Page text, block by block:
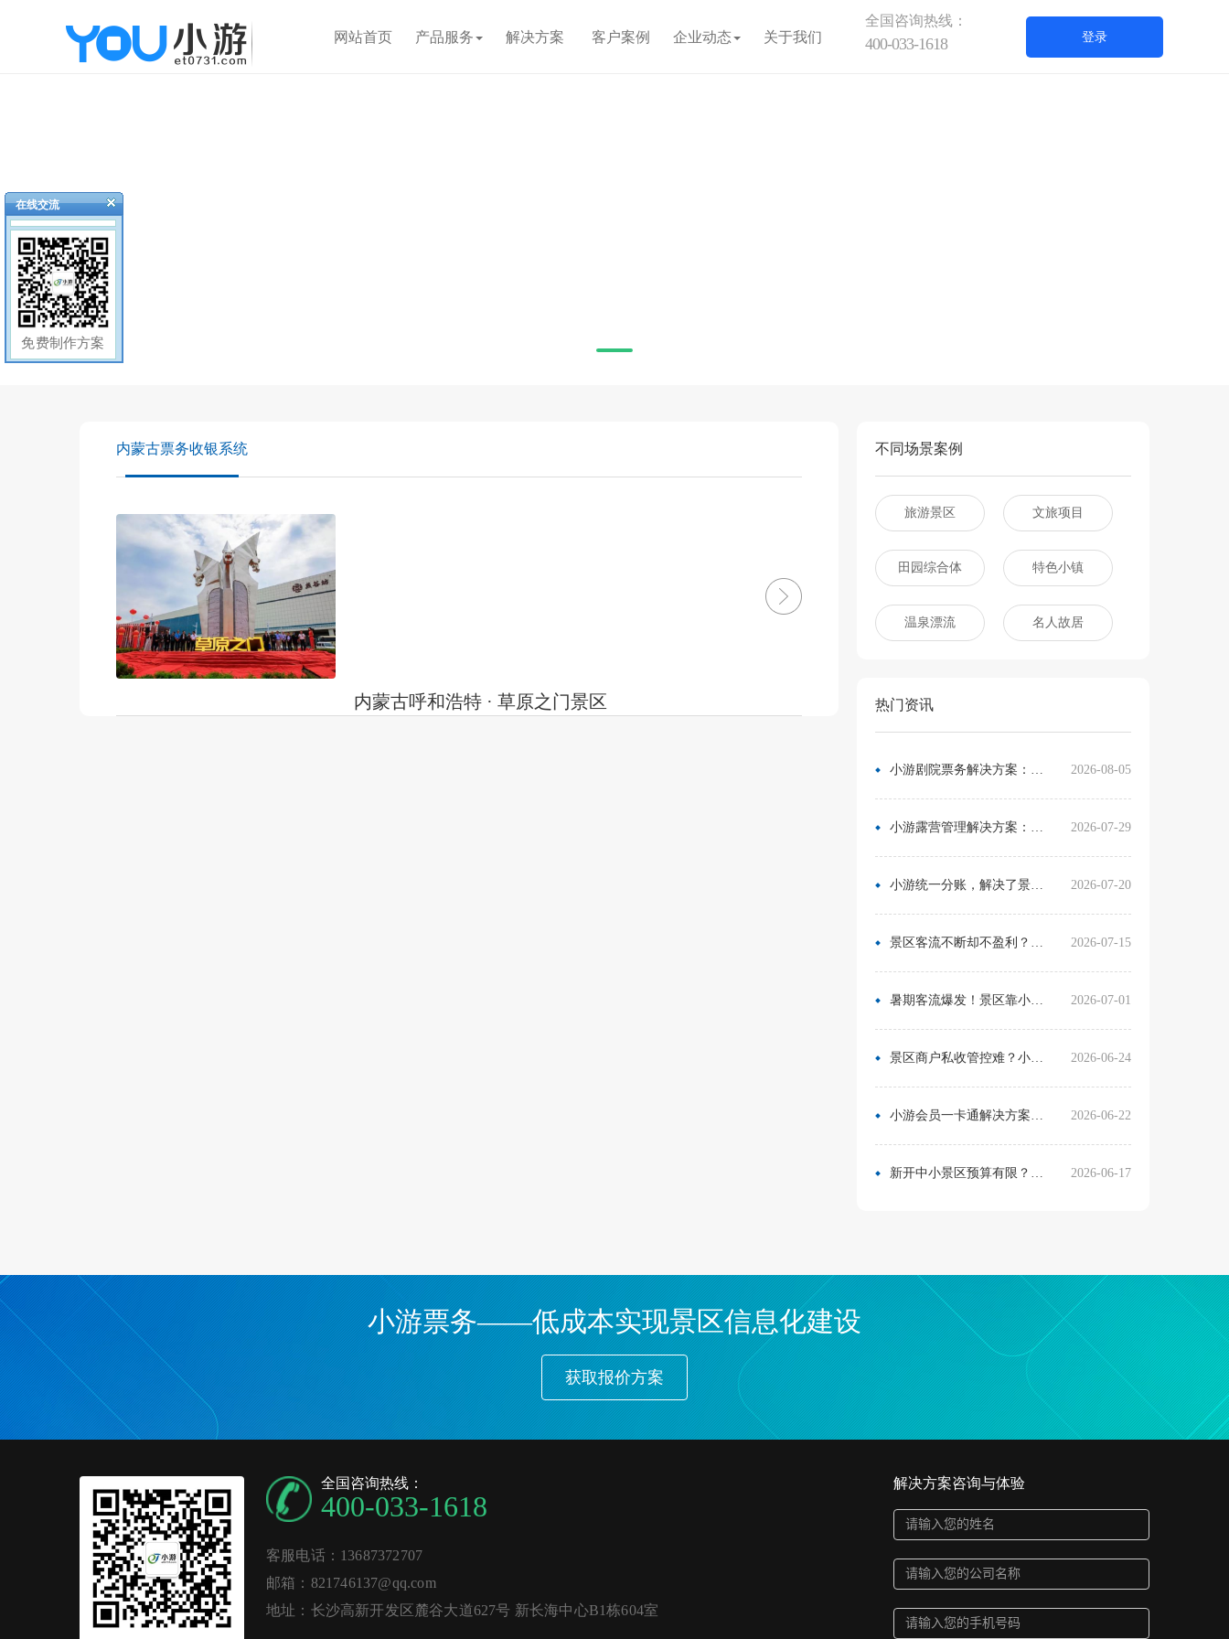
网站首页 产品服务 解决方案 客户案例 企业动态 关于我们
全国咨询热线：
400-033-1618 登录
内蒙古票务收银系统
内蒙古呼和浩特 · 草原之门景区
不同场景案例
旅游景区 文旅项目
田园综合体 特色小镇
温泉漂流 名人故居
热门资讯
小游剧院票务解决方案：让观众像买电影票一样选座 2026-08-05
小游露营管理解决方案：无需再用Excel管营位 2026-07-29
小游统一分账，解决了景区在多渠道合作中的资金管理难题 2026-07-20
景区客流不断却不盈利？靠一卡通盘活二消，真实案例营收翻倍 2026-07-15
暑期客流爆发！景区靠小游票务系统，轻松拿捏旺季流量与口碑 2026-07-01
景区商户私收管控难？小游票务系统统一收银方案，从根源杜绝私自收款 2026-06-24
小游会员一卡通解决方案：消费游玩更省心！ 2026-06-22
新开中小景区预算有限？分 3 阶段搭建售检票系统，小游票务轻量化方案直接落地 2026-06-17
小游票务——低成本实现景区信息化建设
获取报价方案
全国咨询热线：
400-033-1618
客服电话：13687372707
邮箱：821746137@qq.com
地址：长沙高新开发区麓谷大道627号 新长海中心B1栋604室
解决方案咨询与体验
在线交流
免费制作方案